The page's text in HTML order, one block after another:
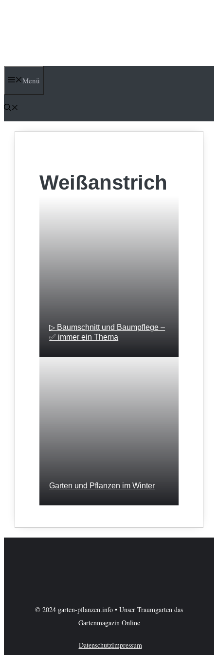
Menü
Weißanstrich
▷ Baumschnitt und Baumpflege –
✅ immer ein Thema
Garten und Pflanzen im Winter
© 2024 garten-pflanzen.info • Unser Traumgarten das
Gartenmagazin Online
DatenschutzImpressum